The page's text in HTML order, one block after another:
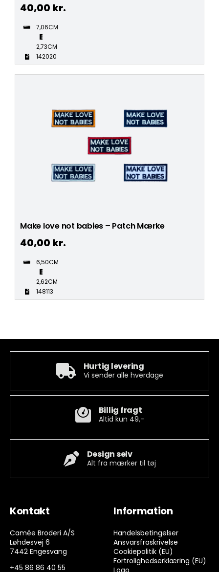
40,00 kr.
7,06CM
2,73CM
142020
Make love not babies – Patch Mærke
40,00 kr.
6,50CM
2,62CM
148113
Hurtig levering
Vi sender alle hverdage
Billig fragt
Altid kun 49,-
Design selv
Alt fra mærker til tøj
Kontakt
Camée Broderi A/S
Løhdesvej 6
7442 Engesvang
+45 86 86 40 55
Information
Handelsbetingelser
Ansvarsfraskrivelse
Cookiepolitik (EU)
Fortrolighedserklæring (EU)
Logo